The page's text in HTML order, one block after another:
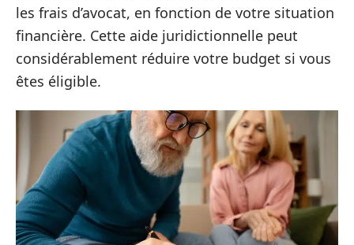
les frais d’avocat, en fonction de votre situation
financière. Cette aide juridictionnelle peut
considérablement réduire votre budget si vous
êtes éligible.